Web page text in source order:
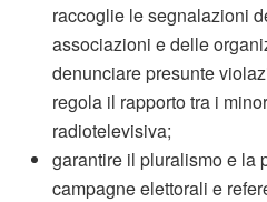
raccoglie le segnalazioni
associazioni e delle
denunciare presunte
regola il rapporto tra i
radiotelevisiva;
garantire il pluralismo e la
campagne elettorali e